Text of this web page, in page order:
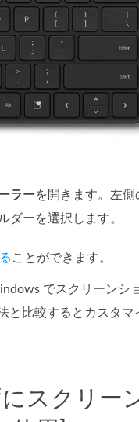
ラーを開きます。左
ダーを選択します。
ことができます。
でスクリーンシ
比較するとカスタ
スクリー